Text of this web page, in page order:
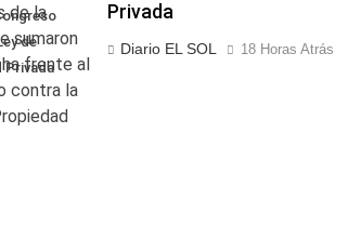
de
Privada
Privada
Diario EL SOL 18 Horas Atrás